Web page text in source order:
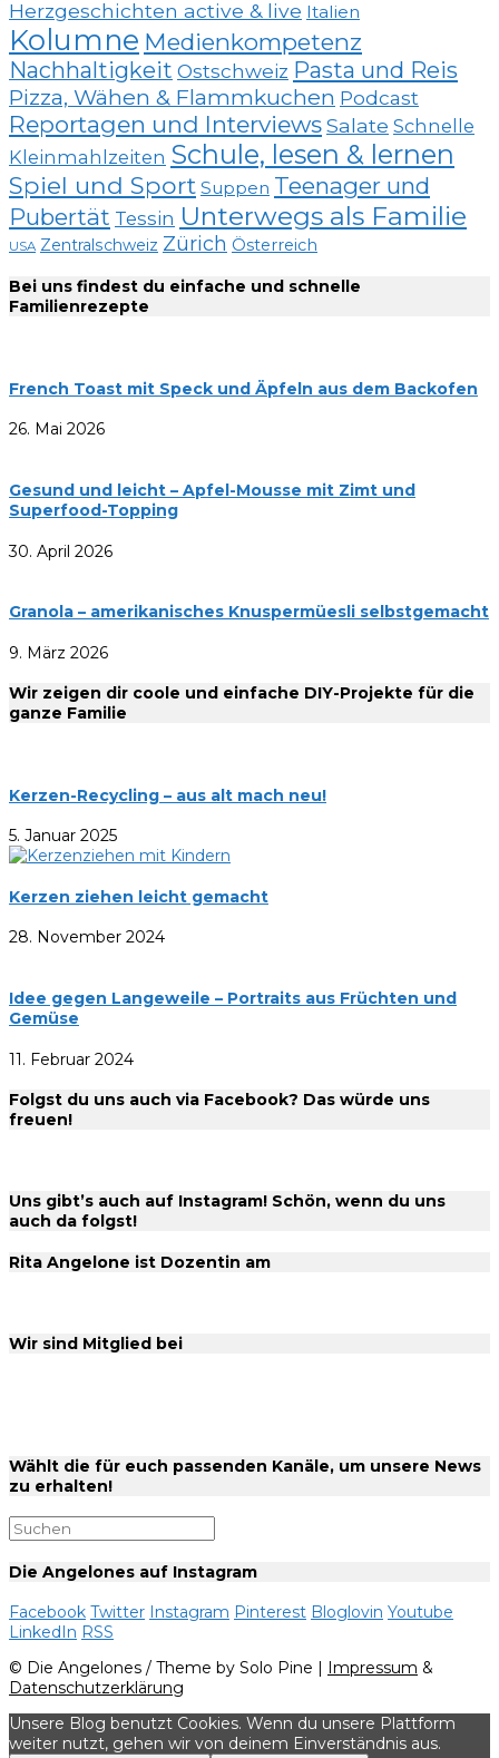
Herzgeschichten active & live Italien
Kolumne Medienkompetenz
Nachhaltigkeit Ostschweiz Pasta und Reis
Pizza, Wähen & Flammkuchen Podcast
Reportagen und InterviewsSalate Schnelle
Kleinmahlzeiten Schule, lesen & lernen
Spiel und Sport Suppen Teenager und
Pubertät Tessin Unterwegs als Familie
USA Zentralschweiz Zürich Österreich
Bei uns findest du einfache und schnelle
Familienrezepte
French Toast mit Speck und Äpfeln aus dem Backofen
26. Mai 2026
Gesund und leicht – Apfel-Mousse mit Zimt und
Superfood-Topping
30. April 2026
Granola – amerikanisches Knuspermüesli selbstgemacht
9. März 2026
Wir zeigen dir coole und einfache DIY-Projekte für die
ganze Familie
Kerzen-Recycling – aus alt mach neu!
5. Januar 2025
Kerzen ziehen leicht gemacht
28. November 2024
Idee gegen Langeweile – Portraits aus Früchten und
Gemüse
11. Februar 2024
Folgst du uns auch via Facebook? Das würde uns
freuen!
Uns gibt’s auch auf Instagram! Schön, wenn du uns
auch da folgst!
Rita Angelone ist Dozentin am
Wir sind Mitglied bei
Wählt die für euch passenden Kanäle, um unsere News
zu erhalten!
Die Angelones auf Instagram
Facebook Twitter Instagram Pinterest Bloglovin Youtube
LinkedIn RSS
© Die Angelones / Theme by Solo Pine |
Impressum &
Datenschutzerklärung
Unsere Blog benutzt Cookies. Wenn du unsere Plattform
weiter nutzt, gehen wir von deinem Einverständnis aus.